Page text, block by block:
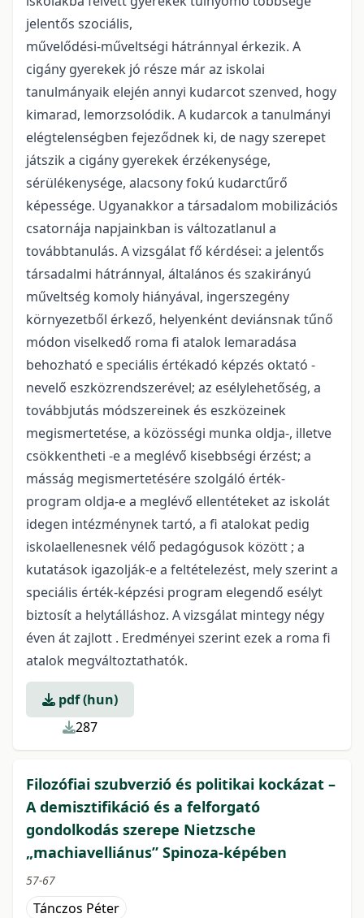
jelentős szociális,
művelődési-műveltségi hátránnyal érkezik. A
cigány gyerekek jó része már az iskolai
tanulmányaik elején annyi kudarcot szenved, hogy
kimarad, lemorzsolódik. A kudarcok a tanulmányi
elégtelenségben fejeződnek ki, de nagy szerepet
játszik a cigány gyerekek érzékenysége,
sérülékenysége, alacsony fokú kudarctűrő
képessége. Ugyanakkor a társadalom mobilizációs
csatornája napjainkban is változatlanul a
továbbtanulás. A vizsgálat fő kérdései: a jelentős
társadalmi hátránnyal, általános és szakirányú
műveltség komoly hiányával, ingerszegény
környezetből érkező, helyenként deviánsnak tűnő
módon viselkedő roma fi atalok lemaradása
behozható e speciális értékadó képzés oktató -
nevelő eszközrendszerével; az esélylehetőség, a
továbbjutás módszereinek és eszközeinek
megismertetése, a közösségi munka oldja-, illetve
csökkentheti -e a meglévő kisebbségi érzést; a
másság megismertetésére szolgáló érték-
program oldja-e a meglévő ellentéteket az iskolát
idegen intézménynek tartó, a fi atalokat pedig
iskolaellenesnek vélő pedagógusok között ; a
kutatások igazolják-e a feltételezést, mely szerint a
speciális érték-képzési program elegendő esélyt
biztosít a helytálláshoz. A vizsgálat mintegy négy
éven át zajlott . Eredményei szerint ezek a roma fi
atalok megváltoztathatók.
pdf (hun)
287
Filozófiai szubverzió és politikai kockázat –
A demisztifikáció és a felforgató
gondolkodás szerepe Nietzsche
„machiavelliánus” Spinoza-képében
57-67
Tánczos Péter